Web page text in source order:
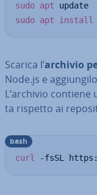
sudo apt
sudo apt install
Scarica l’archivio
Node.js e
L’archivio
ta rispetto ai
curl -fsSL
bash